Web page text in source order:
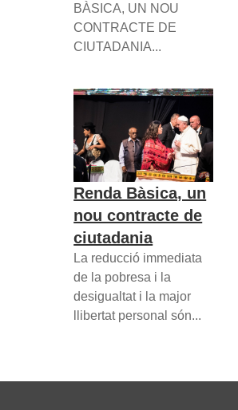
BÀSICA, UN NOU
CONTRACTE DE
CIUTADANIA...
Renda Bàsica, un
nou contracte de
ciutadania
La reducció immediata
de la pobresa i la
desigualtat i la major
llibertat personal són...